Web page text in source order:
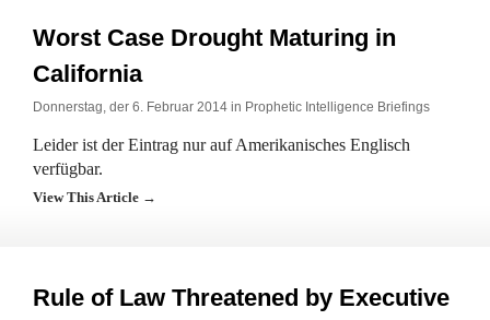
Worst Case Drought Maturing in
California
Donnerstag, der 6. Februar 2014 in Prophetic Intelligence Briefings
Leider ist der Eintrag nur auf Amerikanisches Englisch
verfügbar.
View This Article →
Rule of Law Threatened by Executive